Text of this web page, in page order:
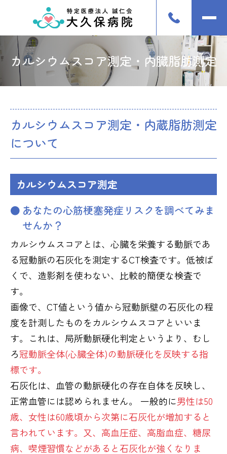
カルシウムスコア測定・内臓脂肪測定
カルシウムスコア測定・内蔵脂肪測定
について
カルシウムスコア測定
あなたの心筋梗塞発症リスクを調べてみま
せんか？
カルシウムスコアとは、心臓を栄養する動脈であ
る冠動脈の石灰化を測定するCT検査です。低被ば
くで、造影剤を使わない、比較的簡便な検査で
す。
画像で、CT値という値から冠動脈壁の石灰化の程
度を計測したものをカルシウムスコアといいま
す。これは、局所動脈硬化判定というより、むし
ろ冠動脈全体(心臓全体)の動脈硬化を反映する指
標です。
石灰化は、血管の動脈硬化の存在自体を反映し、
正常血管には認められません。 一般的に男性は50
歳、女性は60歳頃から次第に石灰化が増加すると
言われています。又、高血圧症、高脂血症、糖尿
病、喫煙習慣などがあると石灰化が強くなりま